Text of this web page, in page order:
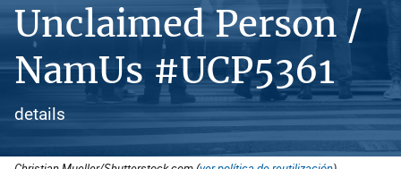
Unclaimed Person /
NamUs #UCP5361
details